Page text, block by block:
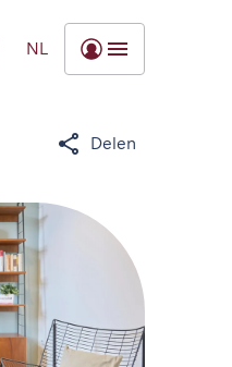
NL
Delen